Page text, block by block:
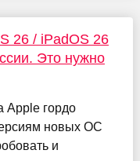
26 / iPadOS 26
Это нужно
Apple гордо
новых ОС
и